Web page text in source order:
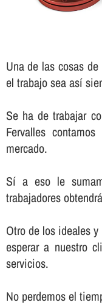
Una de las cosas
el trabajo sea así­
Se ha de trabajar
Fervalles
mercado.
Sí­ a eso le
trabajadores
Otro de los ideales
esperar a nuestro
servicios.
No perdemos el